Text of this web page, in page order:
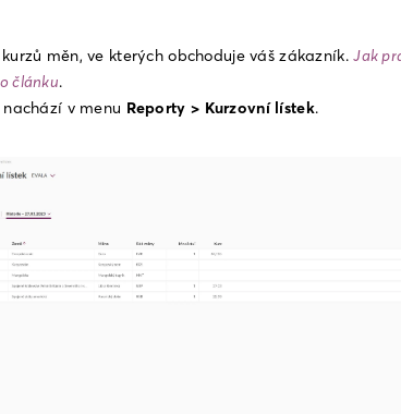
měn, ve kterých obchoduje váš zákazník. Jak
článku.
v menu Reporty > Kurzovní lístek.